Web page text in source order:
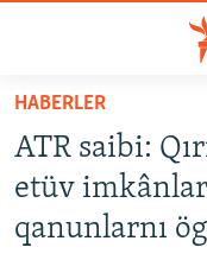
Esas
qaytmaq
Baş
navigatsiyağa
qaytmaq
İQTİSADİYAT
HABERLER
ATR saibi:
etüv
qanunlarnı